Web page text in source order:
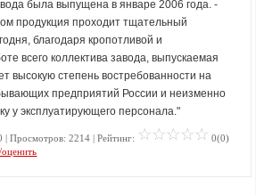
была выпущена в январе 2006 года. -
продукция проходит тщательный
благодаря кропотливой и
всего коллектива завода, выпускаемая
высокую степень востребованности на
предприятий России и неизменно
у эксплуатирующего персонала."
| Просмотров: 2214 | Рейтинг:
0(0)
оценить